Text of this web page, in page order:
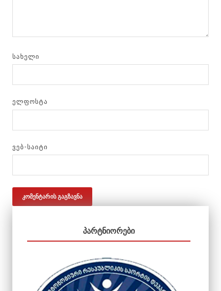
ᲡᲐᲮᲔᲚᲘ
ᲔᲚᲤᲝᲡᲢᲐ
ᲕᲔᲑ-ᲡᲐᲘᲢᲘ
ᲞᲐᲠᲢᲜᲘᲝᲠᲔᲑᲘ